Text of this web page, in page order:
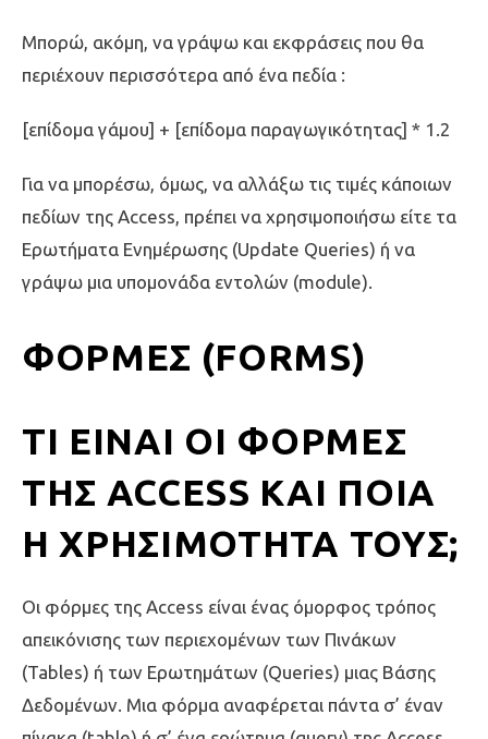
Μπορώ, ακόμη, να γράψω και εκφράσεις που θα
περιέχουν περισσότερα από ένα πεδία :
[επίδομα γάμου] + [επίδομα παραγωγικότητας] * 1.2
Για να μπορέσω, όμως, να αλλάξω τις τιμές κάποιων
πεδίων της Access, πρέπει να χρησιμοποιήσω είτε τα
Ερωτήματα Ενημέρωσης (Update Queries) ή να
γράψω μια υπομονάδα εντολών (module).
ΦΟΡΜΕΣ (FORMS)
ΤΙ ΕΊΝΑΙ ΟΙ ΦΌΡΜΕΣ
ΤΗΣ ACCESS ΚΑΙ ΠΟΙΑ
Η ΧΡΗΣΙΜΌΤΗΤΆ ΤΟΥΣ;
Οι φόρμες της Access είναι ένας όμορφος τρόπος
απεικόνισης των περιεχομένων των Πινάκων
(Tables) ή των Ερωτημάτων (Queries) μιας Βάσης
Δεδομένων. Μια φόρμα αναφέρεται πάντα σ’ έναν